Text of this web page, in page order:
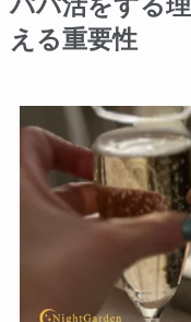
パパ活をする
える重要性